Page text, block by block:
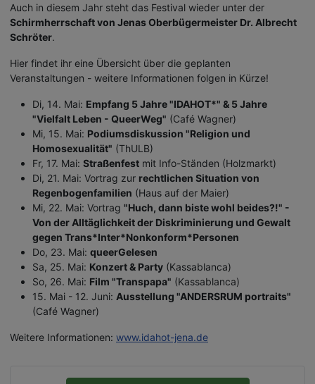
Auch in diesem Jahr steht das Festival wieder unter der
Schirmherrschaft von Jenas Oberbügermeister Dr. Albrecht
Schröter.
Hier findet ihr eine Übersicht über die geplanten
Veranstaltungen - weitere Informationen folgen in Kürze!
Di, 14. Mai: Empfang 5 Jahre "IDAHOT*" & 5 Jahre
"Vielfalt Leben - QueerWeg" (Café Wagner)
Mi, 15. Mai: Podiumsdiskussion "Religion und
Homosexualität" (ThULB)
Fr, 17. Mai: Straßenfest mit Info-Ständen (Holzmarkt)
Di, 21. Mai: Vortrag zur rechtlichen Situation von
Regenbogenfamilien (Haus auf der Maier)
Mi, 22. Mai: Vortrag "Huch, dann biste wohl beides?!" -
Von der Alltäglichkeit der Diskriminierung und Gewalt
gegen Trans*Inter*Nonkonform*Personen
Do, 23. Mai: queerGelesen
Sa, 25. Mai: Konzert & Party (Kassablanca)
So, 26. Mai: Film "Transpapa" (Kassablanca)
15. Mai - 12. Juni: Ausstellung "ANDERSRUM portraits"
(Café Wagner)
Weitere Informationen: www.idahot-jena.de